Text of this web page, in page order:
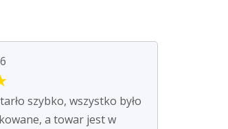
szybko, wszystko było
a towar jest w